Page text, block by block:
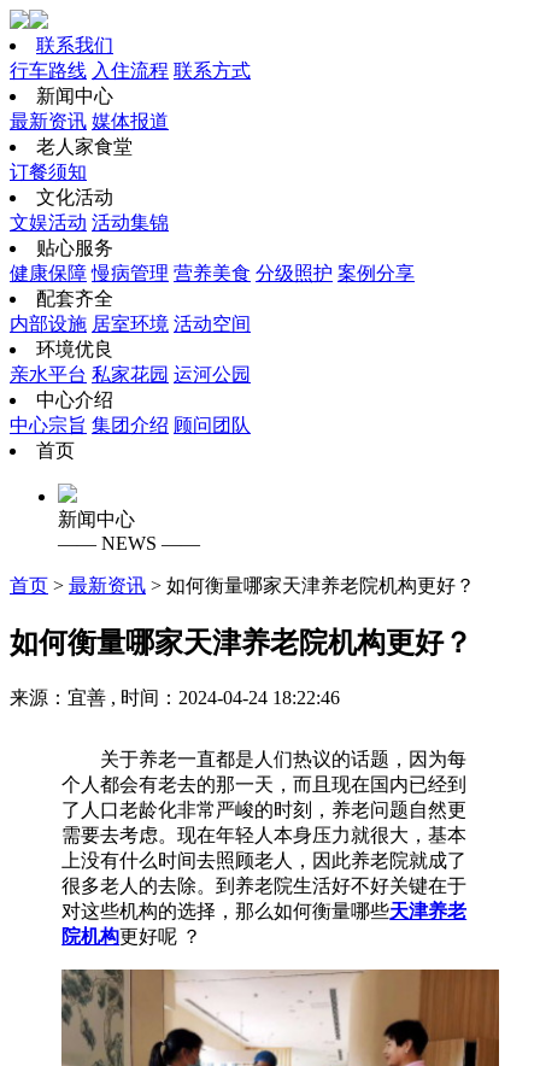
联系我们
行车路线 入住流程 联系方式
新闻中心
最新资讯 媒体报道
老人家食堂
订餐须知
文化活动
文娱活动 活动集锦
贴心服务
健康保障 慢病管理 营养美食 分级照护 案例分享
配套齐全
内部设施 居室环境 活动空间
环境优良
亲水平台 私家花园 运河公园
中心介绍
中心宗旨 集团介绍 顾问团队
首页
新闻中心
—— NEWS ——
首页 > 最新资讯 > 如何衡量哪家天津养老院机构更好？
如何衡量哪家天津养老院机构更好？
来源：宜善 , 时间：2024-04-24 18:22:46
关于养老一直都是人们热议的话题，因为每
个人都会有老去的那一天，而且现在国内已经到
了人口老龄化非常严峻的时刻，养老问题自然更
需要去考虑。现在年轻人本身压力就很大，基本
上没有什么时间去照顾老人，因此养老院就成了
很多老人的去除。到养老院生活好不好关键在于
对这些机构的选择，那么如何衡量哪些天津养老
院机构更好呢 ？